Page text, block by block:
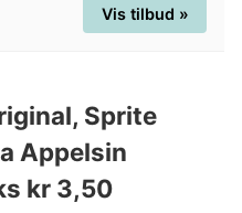
Vis tilbud »
Sprite
Appelsin
kr 3,50